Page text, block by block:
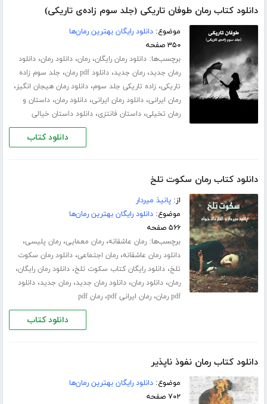
دانلود کتاب رمان طوفان تاریکی (جلد سوم زاده‌ی تاریکی)
موضوع:دانلود رایگان بهترین رمان‌ها
۳۵۰ صفحه
برچسب‌ها:دانلود رمان رایگان،رمان،دانلود رمان،دانلود
رمان جدید،رمان جدید،دانلود pdf رمان ، جلد سوم زاده
تاریکی، زاده تاریکی جلد سوم،دانلود رمان هیجان انگیز،
رمان ایرانی،دانلود رمان ایرانی،دانلود رمان،داستان و
رمان تخیلی،داستان فانتزی،دانلود داستان خیالی
دانلود کتاب
دانلود کتاب رمان سکوت تلخ
از:پانیذ میردار
موضوع:دانلود رایگان بهترین رمان‌ها
۵۶۶ صفحه
برچسب‌ها:رمان عاشقانه،رمان معمایی،رمان پلیسی،
دانلود رمان عاشقانه،رمان اجتماعی،دانلود رمان سکوت
تلخ،دانلود رایگان کتاب سکوت تلخ،دانلود رمان رایگان،
رمان،دانلود رمان،دانلود رمان جدید،رمان جدید،دانلود
pdf رمان
،رمان ایرانی pdf ،رمان pdf
دانلود کتاب
دانلود کتاب رمان نفوذ ناپذیر
موضوع:دانلود رایگان بهترین رمان‌ها
۷۰۲ صفحه